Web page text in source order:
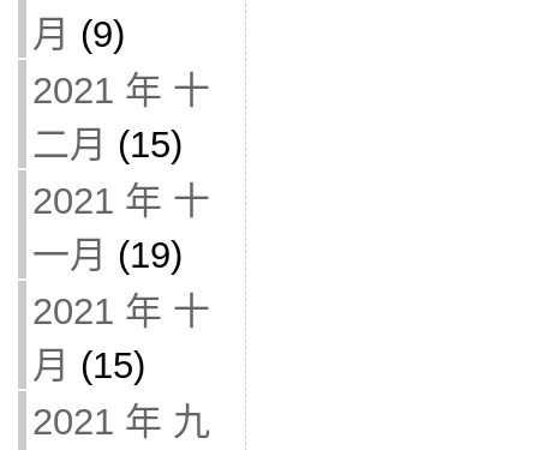
月 (9)
2021 年 十
二月 (15)
2021 年 十
一月 (19)
2021 年 十
月 (15)
2021 年 九